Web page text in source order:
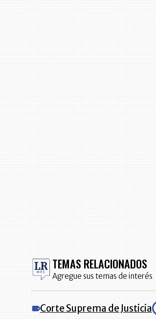
TEMAS RELACIONADOS
Agregue sus temas de interés
Corte Suprema de Justicia